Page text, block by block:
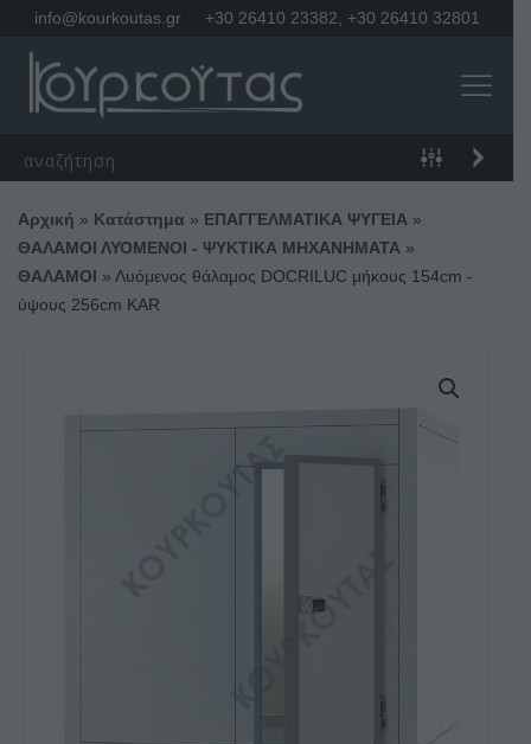
info@kourkoutas.gr +30 26410 23382 +30 26410 32801
Αρχική » Κατάστημα » ΕΠΑΓΓΕΛΜΑΤΙΚΑ ΨΥΓΕΙΑ »
ΘΑΛΑΜΟΙ ΛΥΟΜΕΝΟΙ - ΨΥΚΤΙΚΑ ΜΗΧΑΝΗΜΑΤΑ »
ΘΑΛΑΜΟΙ
» Λυόμενος θάλαμος DOCRILUC μήκους 154cm -
ύψους 256cm KAR